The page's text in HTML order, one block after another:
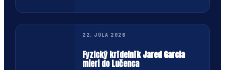
22. JÚLA 2026
Fyzický krídelník Jared Garcia
mieri do Lučenca